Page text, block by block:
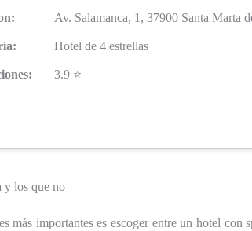
Av. Salamanca, 1, 37900 Santa Marta
Hotel de 4 estrellas
3.9 ⭐
y los que no
más importantes es escoger entre un hotel